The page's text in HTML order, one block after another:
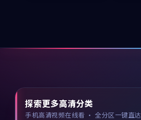
探索更多高清分类
手机高清视频在线看 · 全分区一键直达